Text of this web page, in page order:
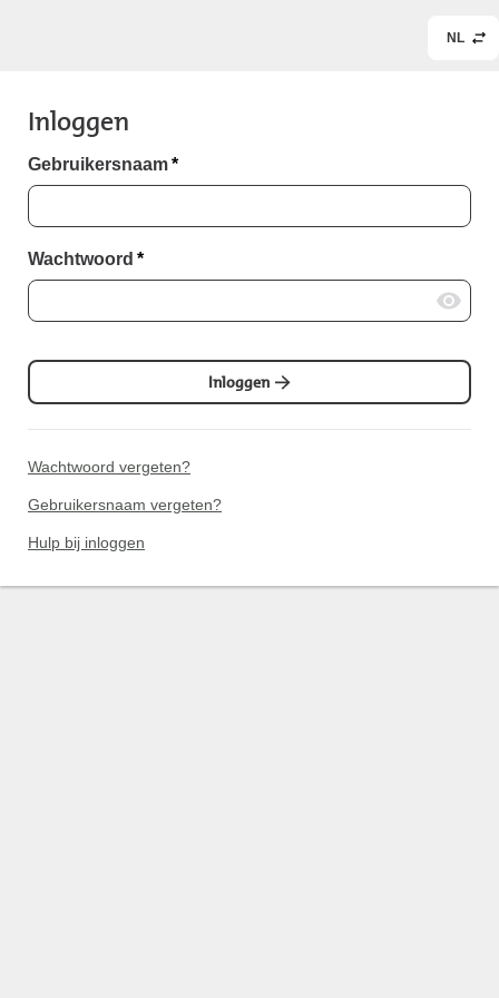
NL
Inloggen
Gebruikersnaam*
Wachtwoord *
Inloggen
Wachtwoord vergeten?
Gebruikersnaam vergeten?
Hulp bij inloggen